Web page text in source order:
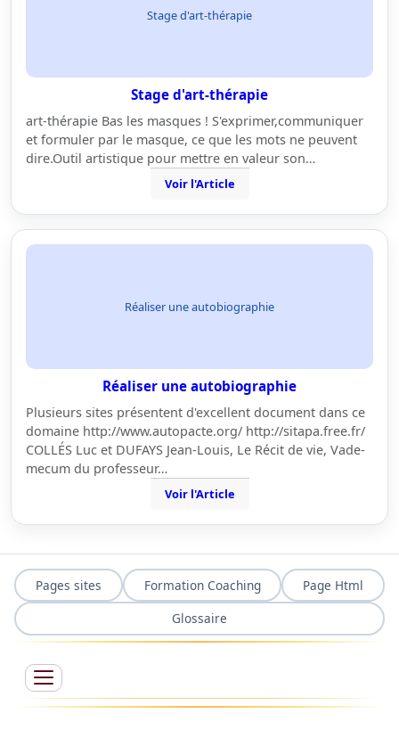
Stage d'art-thérapie
Stage d'art-thérapie
art-thérapie Bas les masques ! S'exprimer,communiquer
et formuler par le masque, ce que les mots ne peuvent
dire.Outil artistique pour mettre en valeur son…
Voir l'Article
Réaliser une autobiographie
Réaliser une autobiographie
Plusieurs sites présentent d'excellent document dans ce
domaine http://www.autopacte.org/ http://sitapa.free.fr/
COLLÉS Luc et DUFAYS Jean-Louis, Le Récit de vie, Vade-
mecum du professeur…
Voir l'Article
Pages sites Formation Coaching
Page Html
Glossaire